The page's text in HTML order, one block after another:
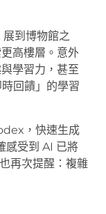
到博物館之
高樓層。意外
學習力，甚至
回饋」的學習
，快速生成
感受到 AI 已將
再次提醒：複雜